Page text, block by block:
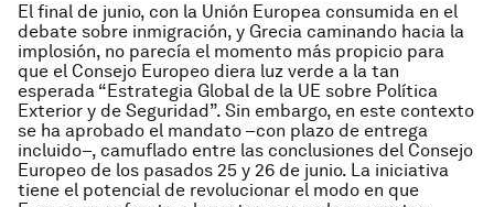
El final de junio, con la Unión Europea consumida en el
debate sobre inmigración, y Grecia caminando hacia la
implosión, no parecía el momento más propicio para
que el Consejo Europeo diera luz verde a la tan
esperada “Estrategia Global de la UE sobre Política
Exterior y de Seguridad”. Sin embargo, en este contexto
se ha aprobado el mandato –con plazo de entrega
incluido–, camuflado entre las conclusiones del Consejo
Europeo de los pasados 25 y 26 de junio. La iniciativa
tiene el potencial de revolucionar el modo en que